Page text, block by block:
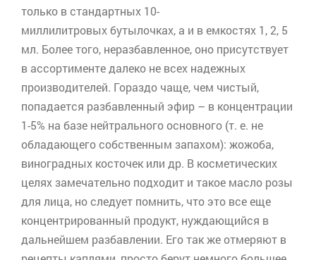
только в стандартных 10-
миллилитровыхбутылочках, а и в емкостях 1, 2, 5
мл. Более того, неразбавленное, оно присутствует
в ассортименте далеко не всех надежных
производителей. Гораздо чаще, чем чистый,
попадается разбавленный эфир – в концентрации
1-5% на базе нейтрального основного (т. е. не
обладающего собственным запахом): жожоба,
виноградных косточек или др. В косметических
целях замечательно подходит и такое масло розы
для лица, но следует помнить, что это все еще
концентрированный продукт, нуждающийся в
дальнейшем разбавлении. Его так же отмеряют в